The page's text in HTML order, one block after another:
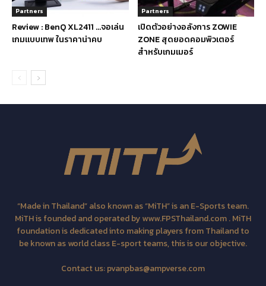
Partners
Review : BenQ XL2411 …จอเล่น
เกมแบบเทพ ในราคาน่าคบ
Partners
เปิดตัวอย่างอลังการ ZOWIE
ZONE สุดยอดคอมพิวเตอร์
สำหรับเกมเมอร์
“Made in Thailand” also known as “MiTH” is an E-Sports team.
MiTH is founded and operated by www.FPSThailand.com . MiTH
foundation is dedicated into making players from Thailand to
be known as world class E-sport teams, this is our objective.
Contact us:pvanpbas@ampverse.com